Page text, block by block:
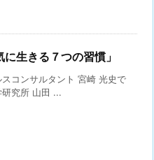
に生きる７つの習慣」
スコンサルタント 宮崎 光史で
究所 山田 ...